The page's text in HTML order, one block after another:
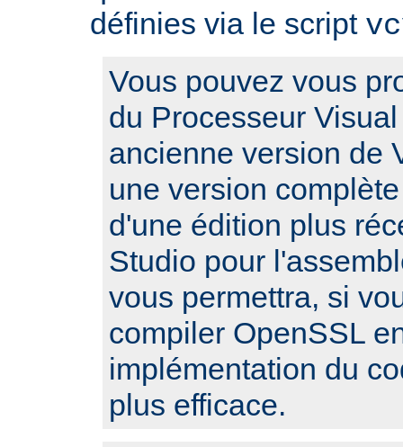
définies via le script
Vous pouvez vous
du Processeur
ancienne version de
une version
d'une édition plus
Studio pour
vous permettra, si
compiler OpenSSL
implémentation du
plus efficace.